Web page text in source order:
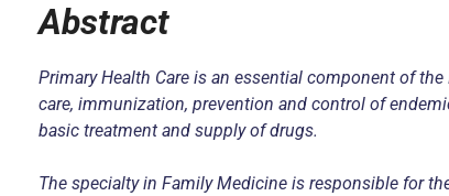
Abstract
Primary Health Care is an essential component of
care, immunization, prevention and control of
basic treatment and supply of drugs.
The specialty in Family Medicine is responsible for